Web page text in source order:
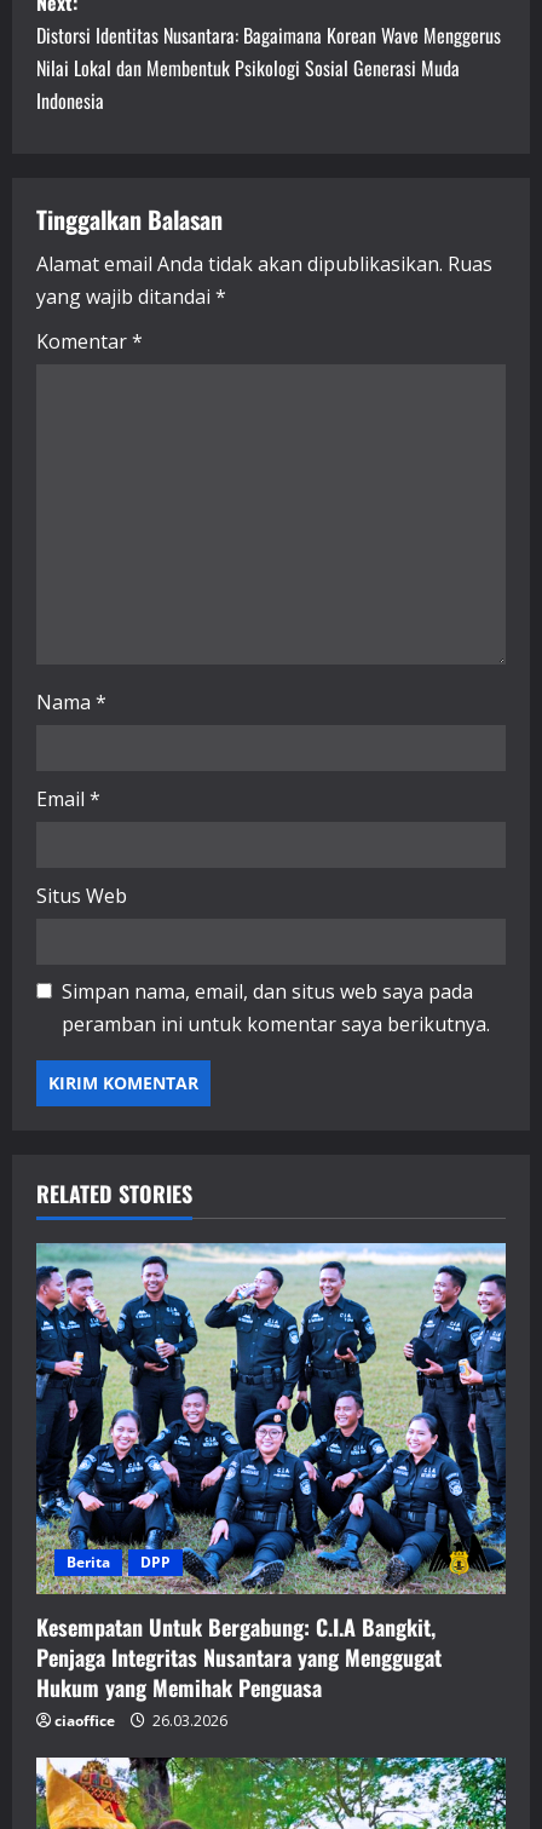
n
a
i
g
a
t
Distorsi Identitas Nusantara: Bagaimana Korean Wave Menggerus
Nilai Lokal dan Membentuk Psikologi Sosial Generasi Muda
Indonesia
Tinggalkan Balasan
Alamat email Anda tidak akan dipublikasikan. Ruas
yang wajib ditandai *
Komentar*
Nama *
Email *
Situs Web
Simpan nama, email, dan situs web saya pada
peramban ini untuk komentar saya berikutnya.
RELATED STORIES
Berita DPP
Kesempatan Untuk Bergabung: C.I.A Bangkit,
Penjaga Integritas Nusantara yang Menggugat
Hukum yang Memihak Penguasa
ciaoffice 26.03.2026